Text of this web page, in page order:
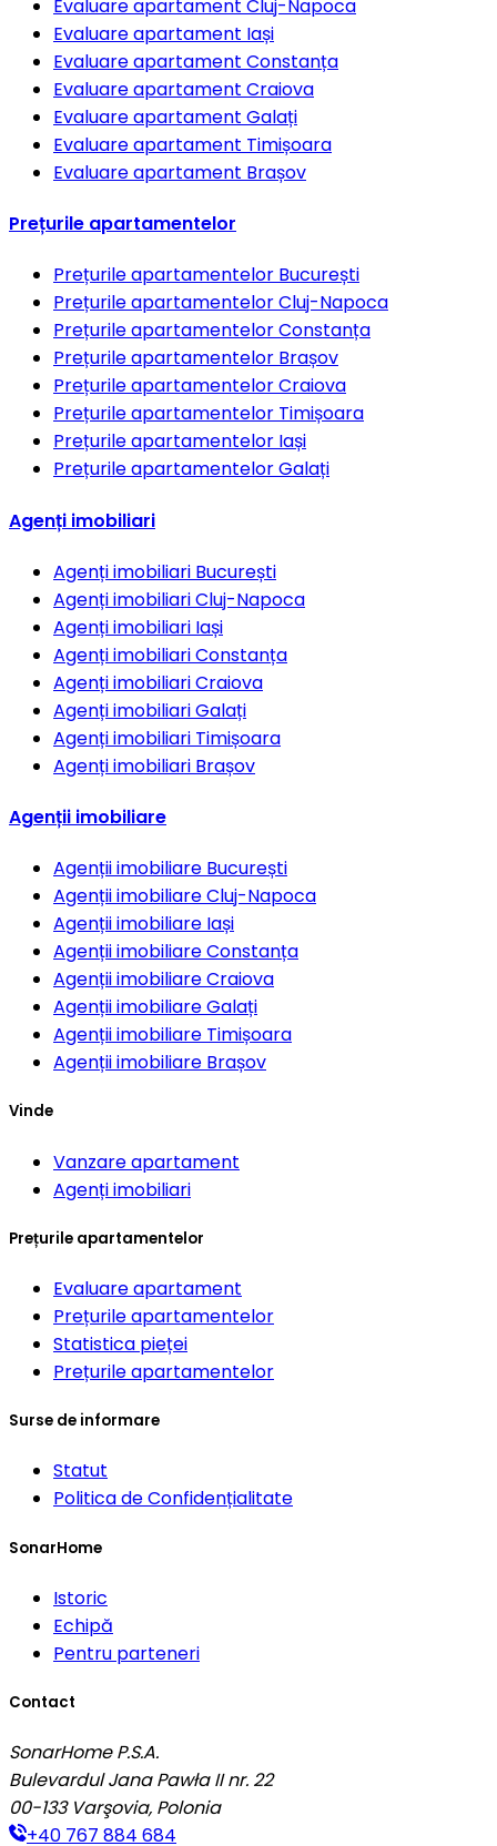
Evaluare apartament Cluj-Napoca
Evaluare apartament Iași
Evaluare apartament Constanța
Evaluare apartament Craiova
Evaluare apartament Galați
Evaluare apartament Timișoara
Evaluare apartament Brașov
Prețurile apartamentelor
Prețurile apartamentelor București
Prețurile apartamentelorCluj-Napoca
Prețurile apartamentelorConstanța
Prețurile apartamentelor Brașov
Prețurile apartamentelorCraiova
Prețurile apartamentelor Timișoara
Prețurile apartamentelor Iași
Prețurile apartamentelorGalați
Agenți imobiliari
Agenți imobiliari București
Agenți imobiliariCluj-Napoca
Agenți imobiliari Iași
Agenți imobiliariConstanța
Agenți imobiliariCraiova
Agenți imobiliariGalați
Agenți imobiliari Timișoara
Agenți imobiliari Brașov
Agenții imobiliare
Agenții imobiliare București
Agenții imobiliareCluj-Napoca
Agenții imobiliare Iași
Agenții imobiliareConstanța
Agenții imobiliareCraiova
Agenții imobiliareGalați
Agenții imobiliare Timișoara
Agenții imobiliare Brașov
Vinde
Vanzare apartament
Agenți imobiliari
Prețurile apartamentelor
Evaluare apartament
Prețurile apartamentelor
Statistica pieței
Prețurile apartamentelor
Surse de informare
Statut
Politica de Confidențialitate
SonarHome
Istoric
Echipă
Pentru parteneri
Contact
SonarHome P.S.A.
Bulevardul Jana Pawła II nr. 22
00-133 Varşovia, Polonia
+40 767 884 684